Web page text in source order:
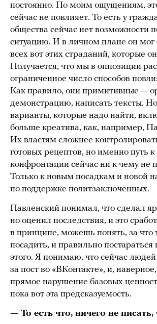
постоянно. По моим ощущениям,
сейчас не повлияет. То есть у
общества сейчас нет возможности
ситуацию. И в личном плане он мог
всех вот этих страданий, которые
Получается, что мы в оппозиции
ограниченное число способов
Как правило, они примитивные —
демонстрацию, написать тексты. Но
варианты, которые надо найти,
больше креатива, как, например,
Их властям сложнее
готовых рецептов, но именно путь
конфронтации сейчас ни к чему не
Только к новым посадкам и новой
по поддержке политзаключенных.
Павленский понимал, что сделал
но оценил последствия, и это
в принципе, можешь понять, за что
посадить, и правильно постараться
этого. Я понимаю, что сейчас
за пост во «ВКонтакте», и,
прямое нарушение базовых
пока вот эта предсказуемость.
— То есть что, ничего не писать,